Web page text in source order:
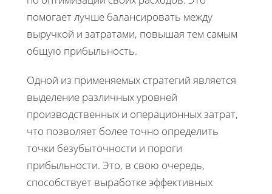
помогает лучше балансировать между
выручкой и затратами, повышая тем самым
общую прибыльность.
Одной из применяемых стратегий является
выделение различных уровней
производственных и операционных затрат,
что позволяет более точно определить
точки безубыточности и пороги
прибыльности. Это, в свою очередь,
способствует выработке эффективных